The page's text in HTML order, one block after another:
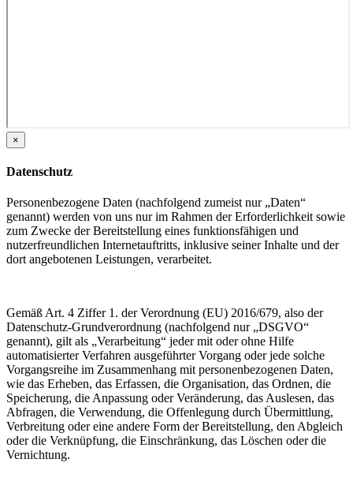
×
Datenschutz
Personenbezogene Daten (nachfolgend zumeist nur „Daten“
genannt) werden von uns nur im Rahmen der Erforderlichkeit sowie
zum Zwecke der Bereitstellung eines funktionsfähigen und
nutzerfreundlichen Internetauftritts, inklusive seiner Inhalte und der
dort angebotenen Leistungen, verarbeitet.
Gemäß Art. 4 Ziffer 1. der Verordnung (EU) 2016/679, also der
Datenschutz-Grundverordnung (nachfolgend nur „DSGVO“
genannt), gilt als „Verarbeitung“ jeder mit oder ohne Hilfe
automatisierter Verfahren ausgeführter Vorgang oder jede solche
Vorgangsreihe im Zusammenhang mit personenbezogenen Daten,
wie das Erheben, das Erfassen, die Organisation, das Ordnen, die
Speicherung, die Anpassung oder Veränderung, das Auslesen, das
Abfragen, die Verwendung, die Offenlegung durch Übermittlung,
Verbreitung oder eine andere Form der Bereitstellung, den Abgleich
oder die Verknüpfung, die Einschränkung, das Löschen oder die
Vernichtung.